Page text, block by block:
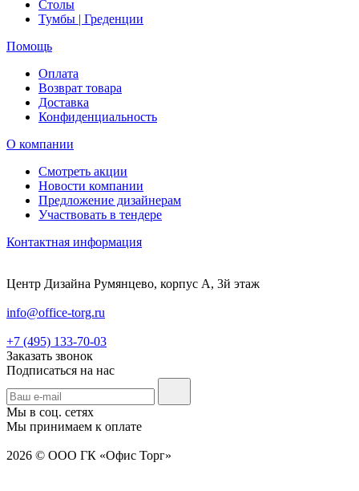
Столы
Тумбы | Греденции
Помощь
Оплата
Возврат товара
Доставка
Конфиденциальность
О компании
Смотреть акции
Новости компании
Предложение дизайнерам
Участвовать в тендере
Контактная информация
Центр Дизайна Румянцево, корпус А, 3й этаж
info@office-torg.ru
+7 (495) 133-70-03
Заказать звонок
Подписаться на нас
Мы в соц. сетях
Мы принимаем к оплате
2026 © ООО ГК «Офис Торг»